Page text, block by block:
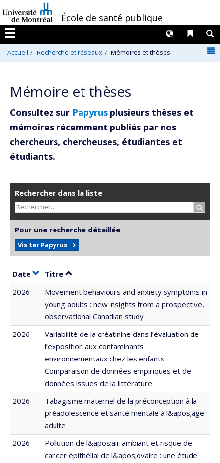
au
contenu
/École de santé publique
Menu
Liens
Langues
Accueil Recherche et réseaux Mémoires et thèses
Mémoire et thèses
Consultez sur Papyrus plusieurs thèses et
mémoires récemment publiés par nos
chercheurs, chercheuses, étudiantes et
étudiants.
Rechercher dans la liste
Pour une recherche détaillée
Visiter Papyrus
Date Trier par date en ordre croissant
Titre Trier par titre en ordre croissant
2026
Movement behaviours and anxiety symptoms in
young adults : new insights from a prospective,
observational Canadian study
2026
Variabilité de la créatinine dans l’évaluation de
l’exposition aux contaminants
environnementaux chez les enfants :
Comparaison de données empiriques et de
données issues de la littérature
2026
Tabagisme maternel de la préconception à la
préadolescence et santé mentale à l&apos;âge
adulte
2026
Pollution de l&apos;air ambiant et risque de
cancer épithélial de l&apos;ovaire : une étude